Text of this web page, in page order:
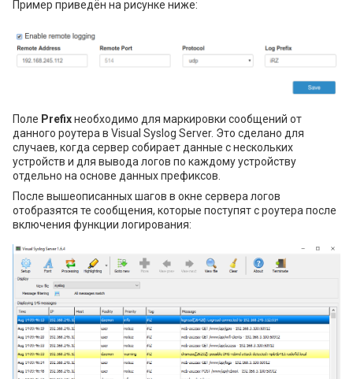
Пример приведён на рисунке ниже:
Поле Prefixнеобходимо для маркировки сообщений от
данного роутера в Visual Syslog Server. Это сделано для
случаев, когда сервер собирает данные с нескольких
устройств и для вывода логов по каждому устройству
отдельно на основе данных префиксов.
После вышеописанных шагов в окне сервера логов
отобразятся те сообщения, которые поступят с роутера после
включения функции логирования: